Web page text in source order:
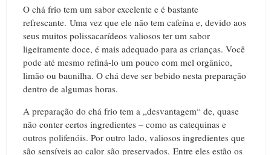
O chá frio tem um sabor excelente e é bastante
refrescante. Uma vez que ele não tem cafeína e, devido aos
seus muitos polissacarídeos valiosos ter um sabor
ligeiramente doce, é mais adequado para as crianças. Você
pode até mesmo refiná-lo um pouco com mel orgânico,
limão ou baunilha. O chá deve ser bebido nesta preparação
dentro de algumas horas.
A preparação do chá frio tem a „desvantagem“ de, quase
não conter certos ingredientes – como as catequinas e
outros polifenóis. Por outro lado, valiosos ingredientes que
são sensíveis ao calor são preservados. Entre eles estão os